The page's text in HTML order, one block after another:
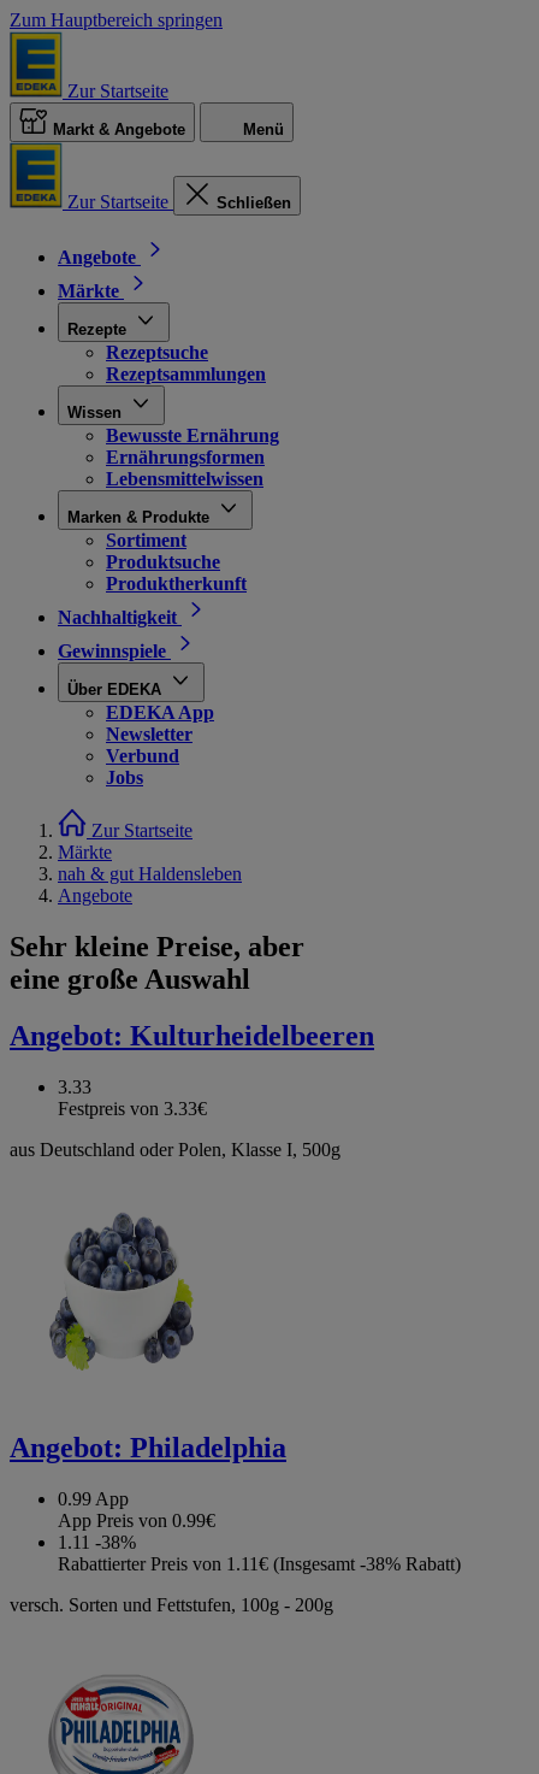
Zum Hauptbereich springen
Zur Startseite
Markt & Angebote Menü
Zur Startseite Schließen
Angebote
Märkte
Rezepte
Rezeptsuche
Rezeptsammlungen
Wissen
Bewusste Ernährung
Ernährungsformen
Lebensmittelwissen
Marken & Produkte
Sortiment
Produktsuche
Produktherkunft
Nachhaltigkeit
Gewinnspiele
Über EDEKA
EDEKA App
Newsletter
Verbund
Jobs
Zur Startseite
Märkte
nah & gut Haldensleben
Angebote
Sehr kleine Preise, aber
eine große Auswahl
Angebot: Kulturheidelbeeren
3.33
Festpreis von 3.33€
aus Deutschland oder Polen, Klasse I, 500g
Angebot: Philadelphia
0.99 App
App Preis von 0.99€
1.11 -38%
Rabattierter Preis von 1.11€ (Insgesamt -38% Rabatt)
versch. Sorten und Fettstufen, 100g - 200g